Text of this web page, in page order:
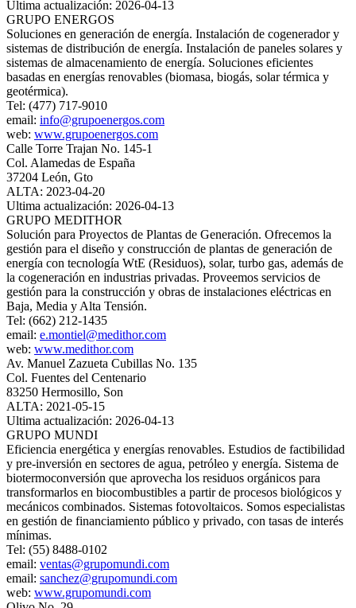
Ultima actualización: 2026-04-13
GRUPO ENERGOS
Soluciones en generación de energía. Instalación de cogenerador y
sistemas de distribución de energía. Instalación de paneles solares y
sistemas de almacenamiento de energía. Soluciones eficientes
basadas en energías renovables (biomasa, biogás, solar térmica y
geotérmica).
Tel: (477) 717-9010
email: info@grupoenergos.com
web: www.grupoenergos.com
Calle Torre Trajan No. 145-1
Col. Alamedas de España
37204 León, Gto
ALTA: 2023-04-20
Ultima actualización: 2026-04-13
GRUPO MEDITHOR
Solución para Proyectos de Plantas de Generación. Ofrecemos la
gestión para el diseño y construcción de plantas de generación de
energía con tecnología WtE (Residuos), solar, turbo gas, además de
la cogeneración en industrias privadas. Proveemos servicios de
gestión para la construcción y obras de instalaciones eléctricas en
Baja, Media y Alta Tensión.
Tel: (662) 212-1435
email: e.montiel@medithor.com
web: www.medithor.com
Av. Manuel Zazueta Cubillas No. 135
Col. Fuentes del Centenario
83250 Hermosillo, Son
ALTA: 2021-05-15
Ultima actualización: 2026-04-13
GRUPO MUNDI
Eficiencia energética y energías renovables. Estudios de factibilidad
y pre-inversión en sectores de agua, petróleo y energía. Sistema de
biotermoconversión que aprovecha los residuos orgánicos para
transformarlos en biocombustibles a partir de procesos biológicos y
mecánicos combinados. Sistemas fotovoltaicos. Somos especialistas
en gestión de financiamiento público y privado, con tasas de interés
mínimas.
Tel: (55) 8488-0102
email: ventas@grupomundi.com
email: sanchez@grupomundi.com
web: www.grupomundi.com